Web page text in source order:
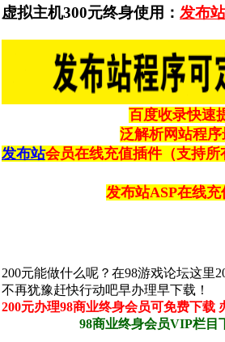
虚拟主机300元终身使用： 发布
百度收录快速
泛解析网站程
发布站会员在线充值插件（支持
发布站ASP在线
200元能做什么呢？在98游戏论坛这里
不再犹豫赶快行动吧早办理早下载！
200元办理98商业终身会员可免费下载
98商业终身会员VIP栏目下所有